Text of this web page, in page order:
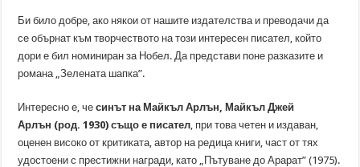
Би било добре, ако някои от нашите издателства и преводачи да
се обърнат към творчеството на този интересен писател, който
дори е бил номиниран за Нобел. Да представи поне разказите и
романа „Зелената шапка”.
Интересно е, чесинът на Майкъл Арлън, Майкъл Джей
Арлън (род. 1930) също е писател , при това четен и издаван,
оценен високо от критиката, автор на редица книги, част от тях
удостоени с престижни награди, като „Пътуване до Арарат” (1975).